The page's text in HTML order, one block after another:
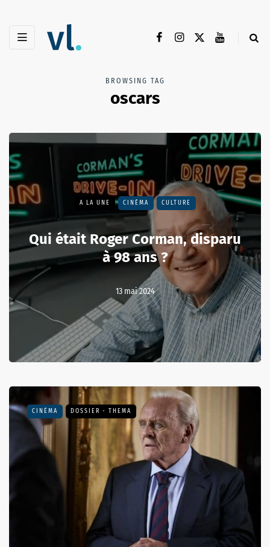
BROWSING TAG
oscars
A LA UNE CINÉMA CULTURE
Qui était Roger Corman, disparu
à 98 ans ?
13 mai 2024
CINÉMA DOSSIER - THEMA